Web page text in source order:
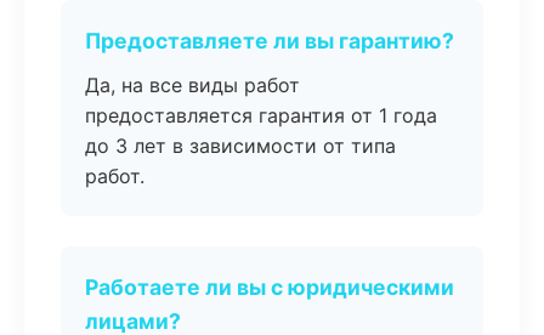
Предоставляете ли вы гарантию?
Да, на все виды работ
предоставляется гарантия от 1 года
до 3 лет в зависимости от типа
работ.
Работаете ли вы с юридическими
лицами?